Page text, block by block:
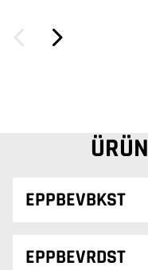
EPPBEVBKST
EPPBEVRDST